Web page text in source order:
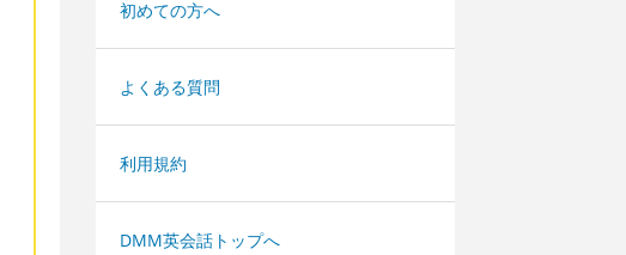
初めての方へ
よくある質問
利用規約
DMM英会話トップへ